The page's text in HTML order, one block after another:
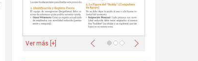
Anterior Siguiente
Ver más [+]